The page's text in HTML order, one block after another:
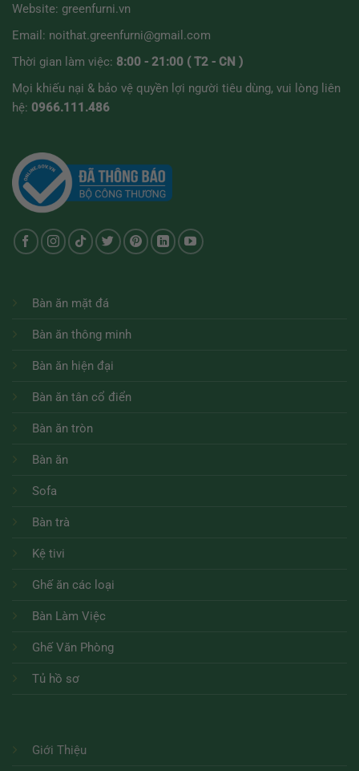
Website: greenfurni.vn
Email: noithat.greenfurni@gmail.com
Thời gian làm việc: 8:00 - 21:00 ( T2 - CN )
Mọi khiếu nại & bảo vệ quyền lợi người tiêu dùng, vui lòng liên
hệ: 0966.111.486
Bàn ăn mặt đá
Bàn ăn thông minh
Bàn ăn hiện đại
Bàn ăn tân cổ điển
Bàn ăn tròn
Bàn ăn
Sofa
Bàn trà
Kệ tivi
Ghế ăn các loại
Bàn Làm Việc
Ghế Văn Phòng
Tủ hồ sơ
Giới Thiệu